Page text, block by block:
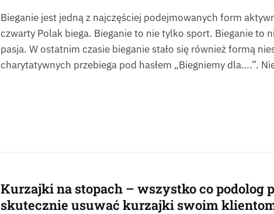
Bieganie jest jedną z najczęściej podejmowanych form
czwarty Polak biega. Bieganie to nie tylko sport. Bieganie to
pasja. W ostatnim czasie bieganie stało się również formą
charytatywnych przebiega pod hasłem „Biegniemy dla….”.
Kurzajki na stopach – wszystko co podolog
skutecznie usuwać kurzajki swoim